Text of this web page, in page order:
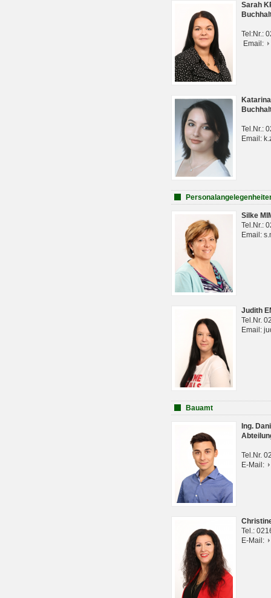
Sarah
Tel:Nr.:
Email:
Tel.Nr.:
Email:
Silke
Tel.Nr.:
Email:
Judith
Tel.Nr.
Email:
Bauamt
Ing.
Tel.Nr.
E-Mail:
Tel.:
E-Mail: